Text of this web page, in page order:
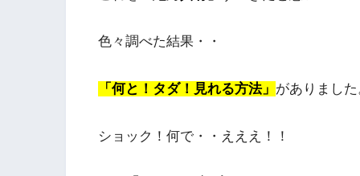
色々調べた結果・・
「何と！タダ！見れる方法」 がありまし
ショック！何で・・えええ！！